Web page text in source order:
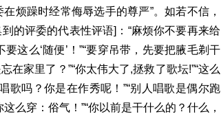
烦躁时经常侮辱选手的尊严”。如若不信，
的评委的代表性评语]：“麻烦你不要再来给
这么‘随便’！”“要穿吊带，先要把腋毛剃干
在家里了？”“你太伟大了,拯救了歌坛!”“这么
歌吗？你是在作秀呢！”“别人唱歌是偶尔跑
么穿：俗气！”“你以前是干什么的？什么，